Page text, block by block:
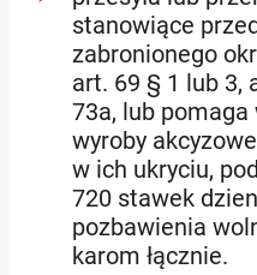
stanowiące
zabronionego
art. 69 § 1 lub 3,
73a, lub pomaga
wyroby
w ich ukryciu,
720 stawek
pozbawienia
karom łącznie.